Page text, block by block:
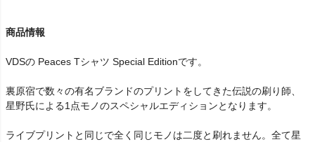
商品情報
VDSの Peaces Tシャツ Special Editionです。
裏原宿で数々の有名ブランドのプリントをしてきた伝説の刷り師、
星野氏による1点モノのスペシャルエディションとなります。
ライブプリントと同じで全く同じモノは二度と刷れません。全て星